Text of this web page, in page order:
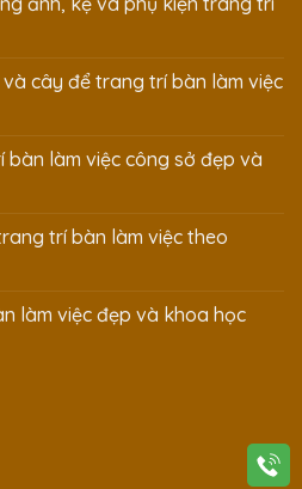
và cây để trang trí bàn làm việc
bàn làm việc công sở đẹp và
trí bàn làm việc theo
làm việc đẹp và khoa học